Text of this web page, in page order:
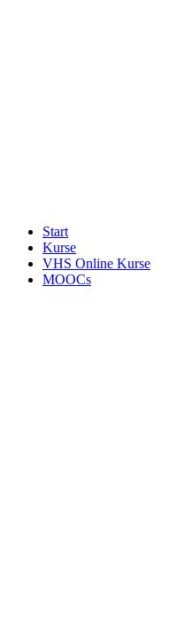
Start
Kurse
VHS Online Kurse
MOOCs